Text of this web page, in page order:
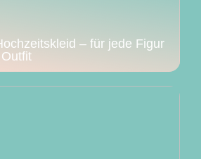
– für jede Figur